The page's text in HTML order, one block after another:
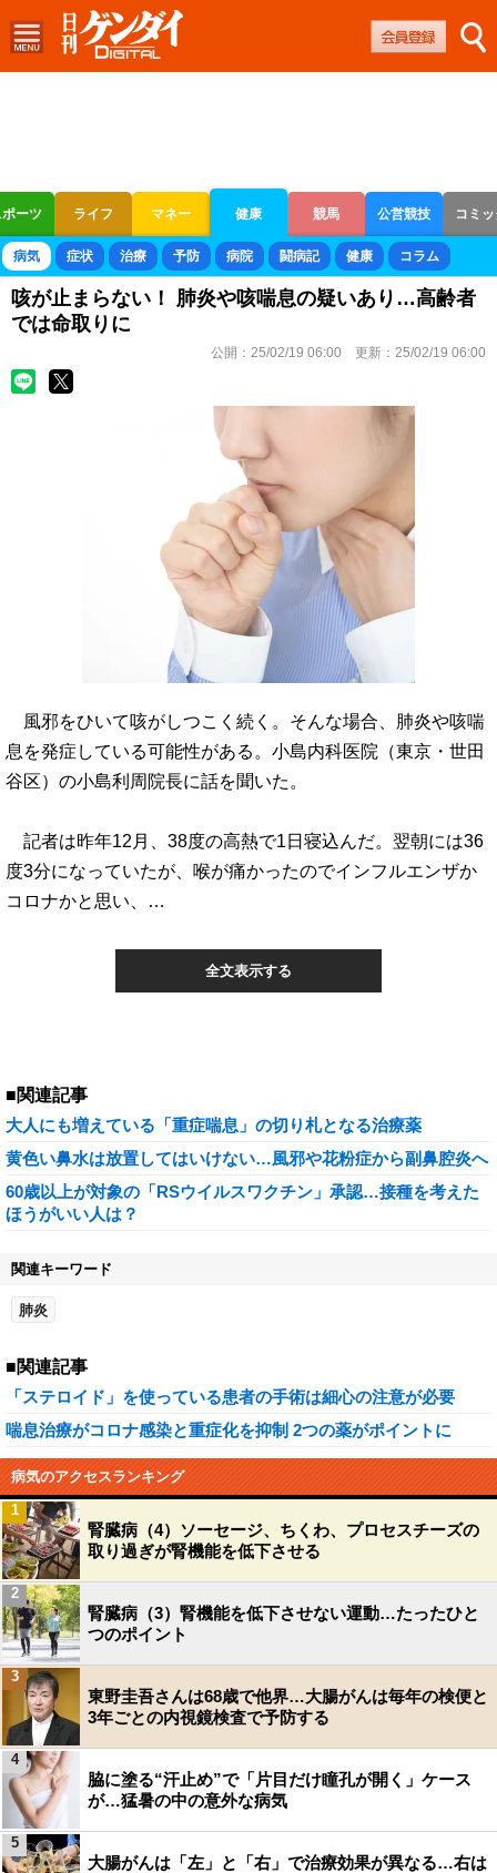
ーツ ライフ マネー 健康 競馬 公営競技 コミ
ボートレース 競輪 オートレース
病気 症状 治療 予防 病院 闘病記 健康 コラム
咳が止まらない！ 肺炎や咳喘息の疑いあり…高齢者
では命取りに
公開： 25/02/19 06:00 更新： 25/02/19 06:00
風邪をひいて咳がしつこく続く。そんな場合、肺炎や咳喘
息を発症している可能性がある。小島内科医院（東京・世田
谷区）の小島利周院長に話を聞いた。
記者は昨年12月、38度の高熱で1日寝込んだ。翌朝には36
度3分になっていたが、喉が痛かったのでインフルエンザか
コロナかと思い、…
全文表示する
■関連記事
大人にも増えている「重症喘息」の切り札となる治療薬
黄色い鼻水は放置してはいけない…風邪や花粉症から副鼻腔炎へ
60歳以上が対象の「RSウイルスワクチン」承認…接種を考えた
ほうがいい人は？
関連キーワード
肺炎
■関連記事
「ステロイド」を使っている患者の手術は細心の注意が必要
喘息治療がコロナ感染と重症化を抑制 2つの薬がポイントに
病気のアクセスランキング
腎臓病（4）ソーセージ、ちくわ、プロセスチーズの
取り過ぎが腎機能を低下させる
1
腎臓病（3）腎機能を低下させない運動…たったひと
つのポイント
2
東野圭吾さんは68歳で他界…大腸がんは毎年の検便と
3年ごとの内視鏡検査で予防する
3
脇に塗る“汗止め”で「片目だけ瞳孔が開く」ケース
が…猛暑の中の意外な病気
4
大腸がんは「左」と「右」で治療効果が異なる…右は
5